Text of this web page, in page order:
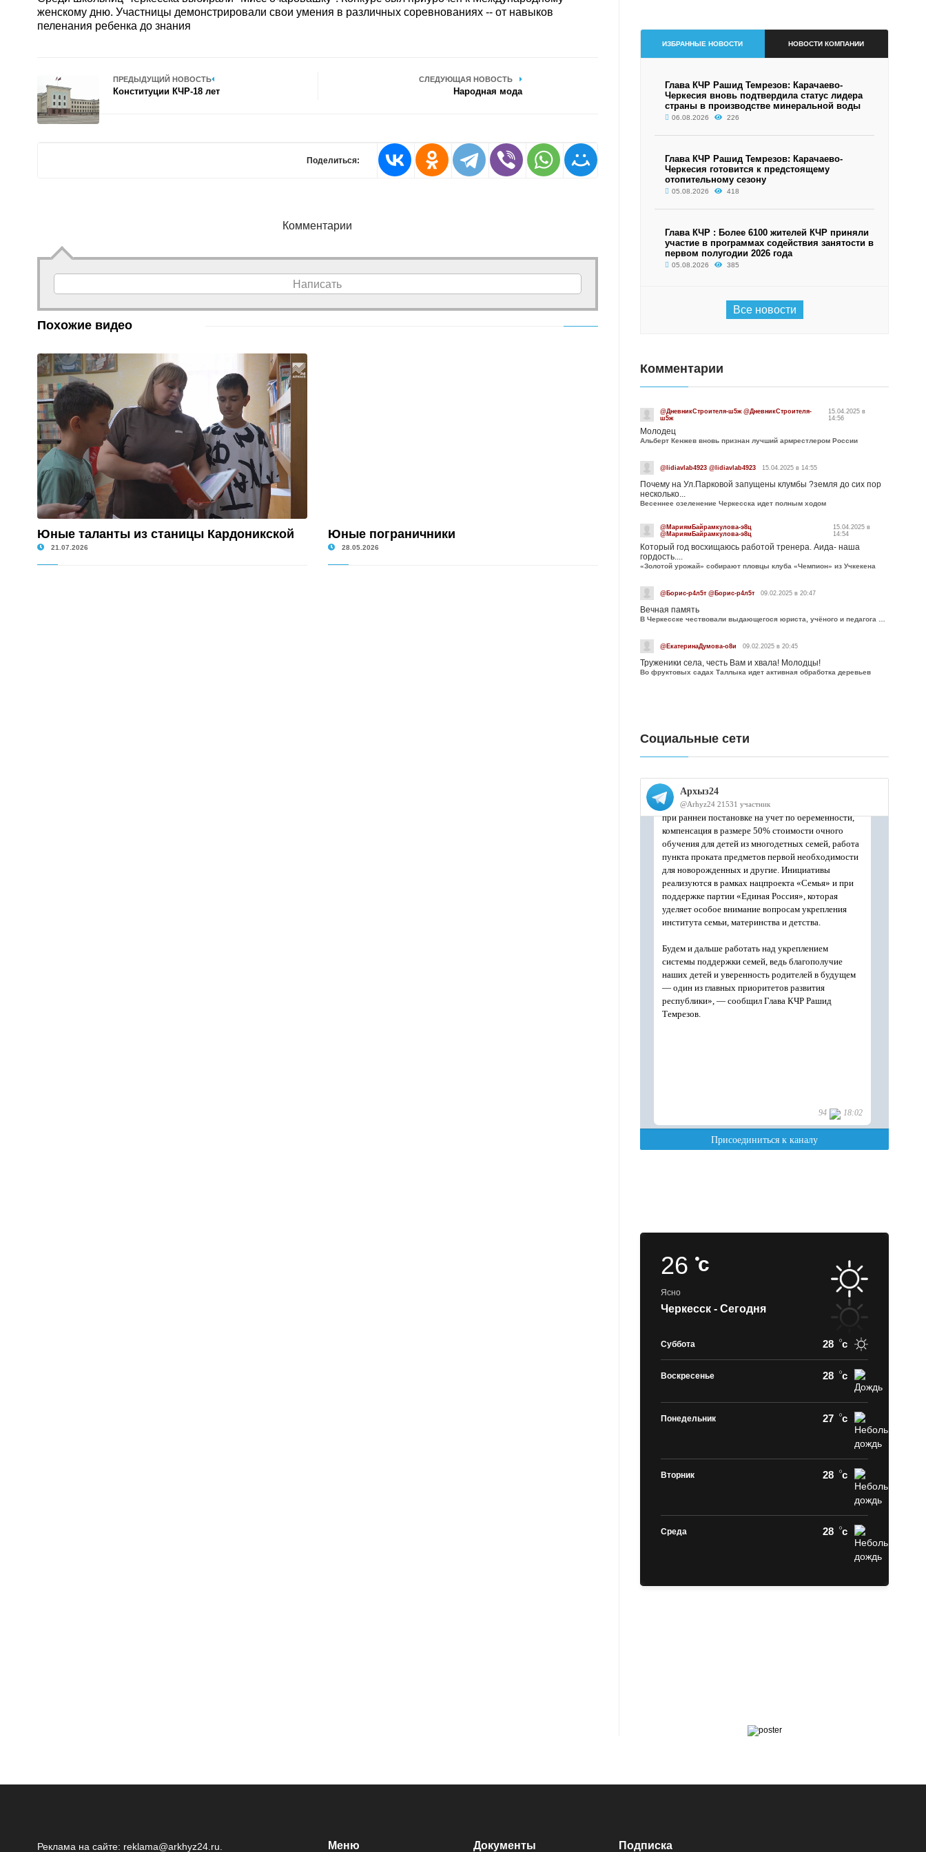
женскому дню. Участницы демонстрировали свои умения в различных соревнованиях -- от навыков
пеленания ребенка до знания
ПРЕДЫДУЩИЙ НОВОСТЬ
Конституции КЧР-18 лет
СЛЕДУЮЩАЯ НОВОСТЬ
Народная мода
Поделиться:
Комментарии
Написать
Похожие видео
Юные таланты из станицы Кардоникской
21.07.2026
Юные пограничники
28.05.2026
ИЗБРАННЫЕ НОВОСТИ НОВОСТИ КОМПАНИИ
Глава КЧР Рашид Темрезов: Карачаево-
Черкесия вновь подтвердила статус лидера
страны в производстве минеральной воды
06.08.2026 226
Глава КЧР Рашид Темрезов: Карачаево-
Черкесия готовится к предстоящему
отопительному сезону
05.08.2026 418
Глава КЧР : Более 6100 жителей КЧР приняли
участие в программах содействия занятости в
первом полугодии 2026 года
05.08.2026 385
Все новости
Комментарии
@ДневникСтроителя-ш5ж @ДневникСтроителя-
ш5ж
15.04.2025 в
14:56
Молодец
Альберт Кенжев вновь признан лучший армрестлером России
@lidiavlab4923 @lidiavlab4923 15.04.2025 в 14:55
Почему на Ул.Парковой запущены клумбы ?земля до сих пор
несколько...
Весеннее озеленение Черкесска идет полным ходом
@МариямБайрамкулова-э8ц
@МариямБайрамкулова-э8ц
15.04.2025 в
14:54
Который год восхищаюсь работой тренера. Аида- наша
гордость....
«Золотой урожай» собирают пловцы клуба «Чемпион» из Учкекена
@Борис-р4л5т @Борис-р4л5т 09.02.2025 в 20:47
Вечная память
@ЕкатеринаДумова-о8и 09.02.2025 в 20:45
Труженики села, честь Вам и хвала! Молодцы!
Во фруктовых садах Таллыка идет активная обработка деревьев
Социальные сети
26c
Ясно
Черкесск - Сегодня
Суббота 28 c
Воскресенье 28 c
Понедельник 27 c
Вторник 28 c
Среда 28 c
Реклама на сайте: reklama@arkhyz24.ru Меню Документы Подписка